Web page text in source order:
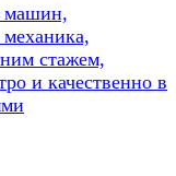
машин,
стажем,
и качественно в